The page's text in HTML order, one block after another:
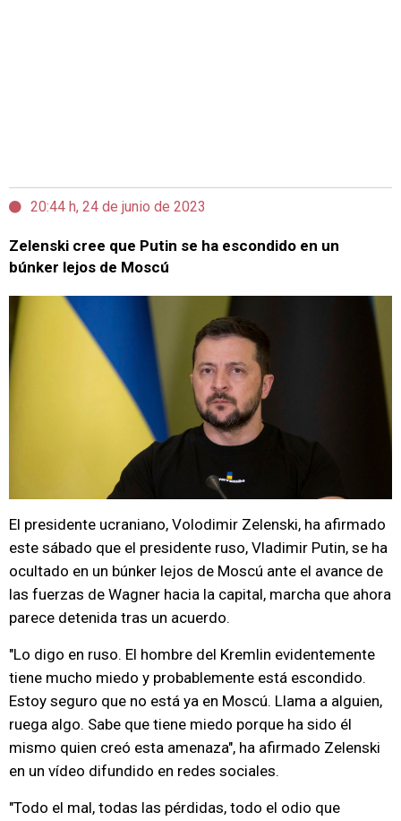
20:44 h, 24 de junio de 2023
Zelenski cree que Putin se ha escondido en un
búnker lejos de Moscú
El presidente ucraniano, Volodimir Zelenski, ha afirmado
este sábado que el presidente ruso, Vladimir Putin, se ha
ocultado en un búnker lejos de Moscú ante el avance de
las fuerzas de Wagner hacia la capital, marcha que ahora
parece detenida tras un acuerdo.
"Lo digo en ruso. El hombre del Kremlin evidentemente
tiene mucho miedo y probablemente está escondido.
Estoy seguro que no está ya en Moscú. Llama a alguien,
ruega algo. Sabe que tiene miedo porque ha sido él
mismo quien creó esta amenaza", ha afirmado Zelenski
en un vídeo difundido en redes sociales.
"Todo el mal, todas las pérdidas, todo el odio que